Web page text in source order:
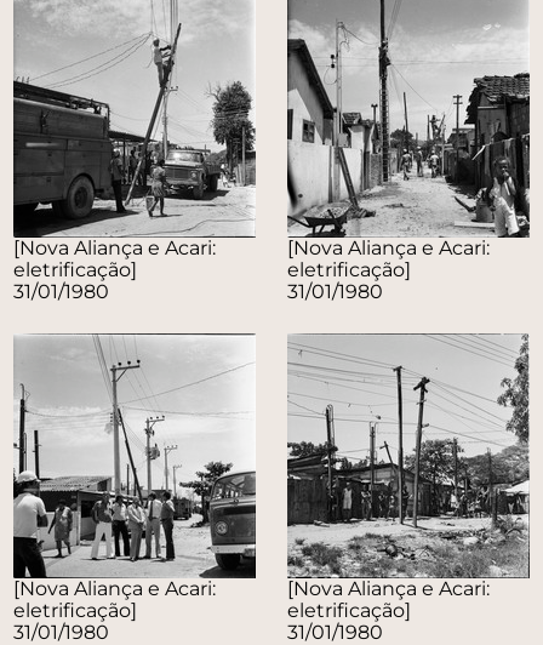
[Nova Aliança e Acari:
eletrificação]
31/01/1980
[Nova Aliança e Acari:
eletrificação]
31/01/1980
[Nova Aliança e Acari:
eletrificação]
31/01/1980
[Nova Aliança e Acari:
eletrificação]
31/01/1980